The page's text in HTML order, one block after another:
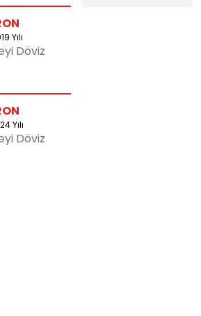
Yılı
Döviz
Yılı
Döviz